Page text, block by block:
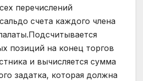
перечислений
счета каждого члена
позиций на конец торгов
и вычисляется сумма
задатка, которая должна